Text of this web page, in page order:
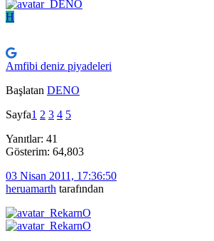
H
Amfibi deniz piyadeleri
Başlatan DENO
Sayfa1 2 3 4 5
Yanıtlar: 41
Gösterim: 64,803
03 Nisan 2011, 17:36:50
heruamarth tarafından